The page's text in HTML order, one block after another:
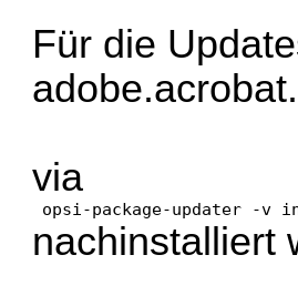
Für die
via
opsi-package-updater -v
nachinstalliert